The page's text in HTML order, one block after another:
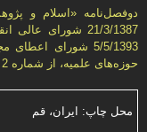
دوفصل‌نامه «اسلام و
5/5/1393 شورای
حوزه‌های علميه، از شماره 2 حائز رتبه «علمی ـ ترويجی» گرديد.
محل چاپ: ایران، قم